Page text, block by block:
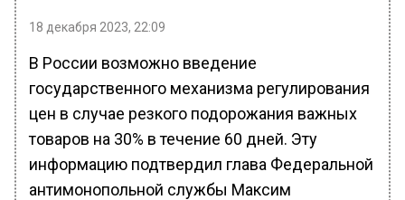
18 декабря 2023, 22:09
В России возможно введение
государственного механизма регулирования
цен в случае резкого подорожания важных
товаров на 30% в течение 60 дней. Эту
информацию подтвердил глава Федеральной
антимонопольной службы Максим